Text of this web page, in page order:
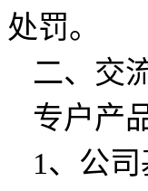
处罚。
二、交
专户产
1、公